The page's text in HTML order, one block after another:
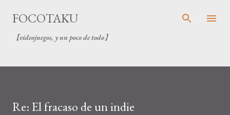
Ir al contenido principal
FOCOTAKU
【videojuegos, y un poco de todo】
Re: El fracaso de un indie